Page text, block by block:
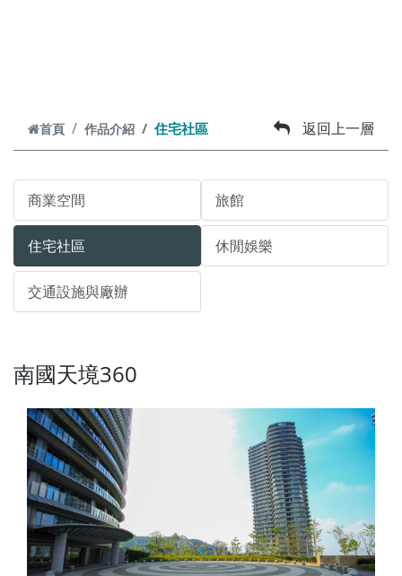
首頁 作品介紹 住宅社區 返回上一層
商業空間 旅館
住宅社區 休閒娛樂
交通設施與廠辦
南國天境360